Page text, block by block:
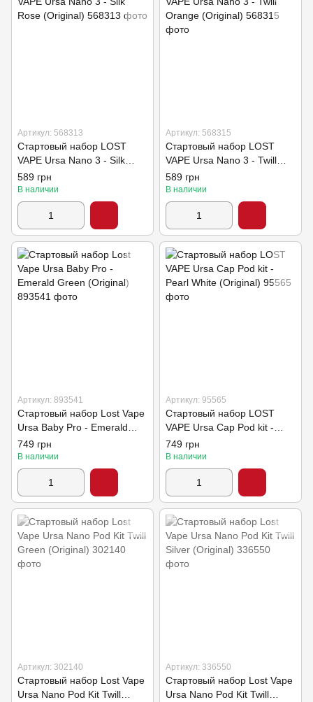
Артикул: 568313
Стартовый набор LOST
VAPE Ursa Nano 3 - Silk
Rose (Original)
589 грн
В наличии
Артикул: 568315
Стартовый набор LOST
VAPE Ursa Nano 3 - Twill
Orange (Original)
589 грн
В наличии
Артикул: 893541
Стартовый набор Lost Vape
Ursa Baby Pro - Emerald
Green (Original)
749 грн
В наличии
Артикул: 95565
Стартовый набор LOST
VAPE Ursa Cap Pod kit -
Pearl White (Original)
749 грн
В наличии
Артикул: 302140
Стартовый набор Lost Vape
Ursa Nano Pod Kit Twill
Артикул: 336550
Стартовый набор Lost Vape
Ursa Nano Pod Kit Twill